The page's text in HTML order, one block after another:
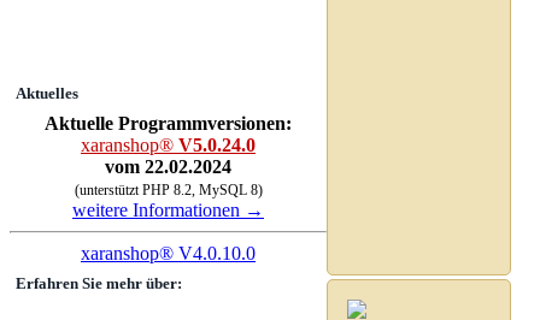
Aktuelles
Aktuelle Programmversionen:
xaranshop® V5.0.24.0
vom 22.02.2024
(unterstützt PHP 8.2, MySQL 8)
weitere Informationen →
xaranshop® V4.0.10.0
Erfahren Sie mehr über: